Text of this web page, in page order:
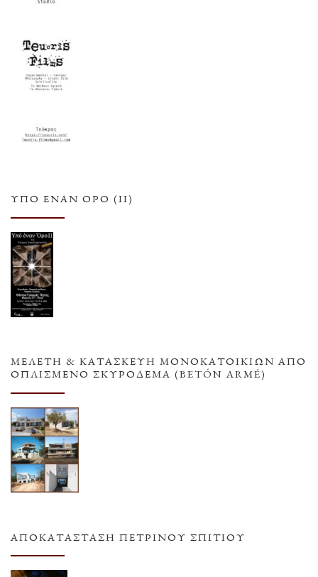
ΥΠΌ ΈΝΑΝ ΌΡΟ (ΙΙ)
ΜΕΛΕΤΗ & ΚΑΤΑΣΚΕΥΗ ΜΟΝΟΚΑΤΟΙΚΙΩΝ ΑΠΟ
ΟΠΛΙΣΜΕΝΟ ΣΚΥΡΟΔΕΜΑ (BETÓN ARMÉ)
ΑΠΟΚΑΤΆΣΤΑΣΗ ΠΈΤΡΙΝΟΥ ΣΠΙΤΙΟΎ